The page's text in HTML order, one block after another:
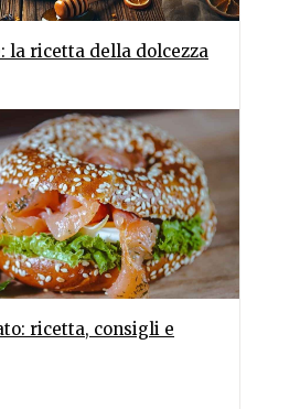
la ricetta della dolcezza
ricetta, consigli e